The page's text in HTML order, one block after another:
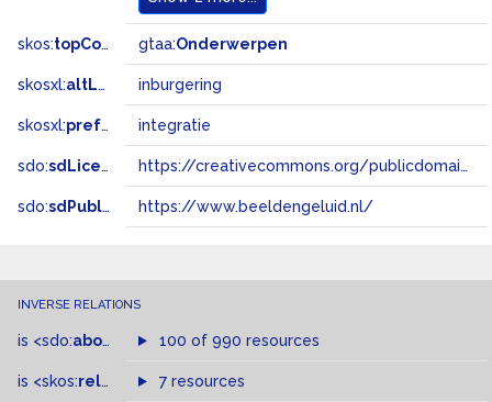
skos:topConceptOf gtaa:Onderwerpen
skosxl:altLabel inburgering
skosxl:prefLabel integratie
sdo:sdLicense https://creativecommons.org/publicdomain/zero/1.0/
sdo:sdPublisher https://www.beeldengeluid.nl/
INVERSE RELATIONS
is <sdo:about of 100 of 990 resources
is <skos:related > of
7 resources